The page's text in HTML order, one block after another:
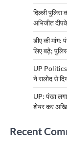
दिल्ली पुलिस
अभिजीत
डीए की मांग:
लिए बढ़े;
UP Politics:
ने रालोद से
UP: पंखा
शेयर कर
Recent